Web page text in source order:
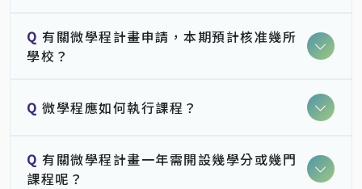
Q 有關微學程計畫申請，本期預計核准幾所
學校？
Q 微學程應如何執行課程？
Q 有關微學程計畫一年需開設幾學分或幾門
課程呢？